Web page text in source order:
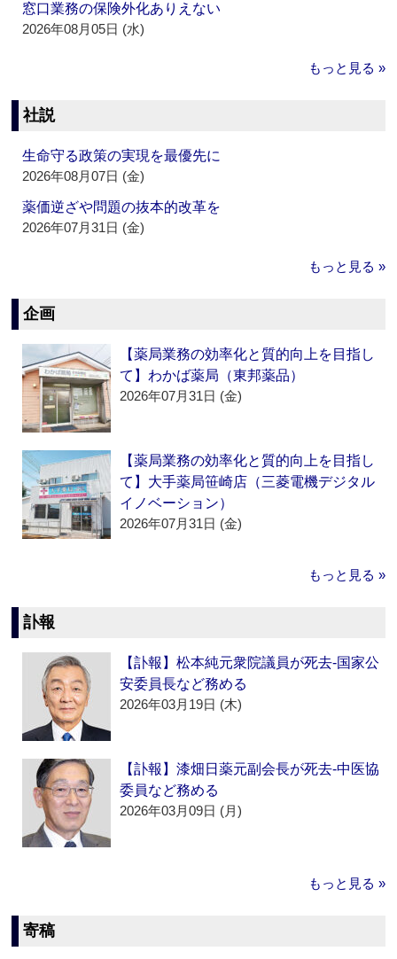
窓口業務の保険外化ありえない
2026年08月05日 (水)
もっと見る »
社説
生命守る政策の実現を最優先に
2026年08月07日 (金)
薬価逆ざや問題の抜本的改革を
2026年07月31日 (金)
もっと見る »
企画
【薬局業務の効率化と質的向上を目指し
て】わかば薬局（東邦薬品）
2026年07月31日 (金)
【薬局業務の効率化と質的向上を目指し
て】大手薬局笹崎店（三菱電機デジタル
イノベーション）
2026年07月31日 (金)
もっと見る »
訃報
【訃報】松本純元衆院議員が死去‐国家公
安委員長など務める
2026年03月19日 (木)
【訃報】漆畑日薬元副会長が死去‐中医協
委員など務める
2026年03月09日 (月)
もっと見る »
寄稿